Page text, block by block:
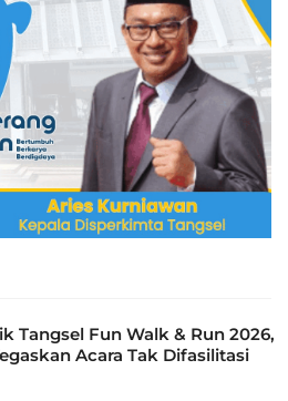
Tangsel Fun Walk & Run 2026,
Acara Tak Difasilitasi